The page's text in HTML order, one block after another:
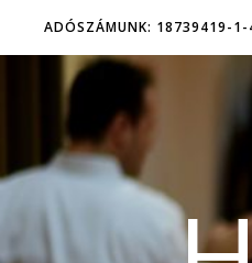
ADÓSZÁMUNK: 18739419-1-